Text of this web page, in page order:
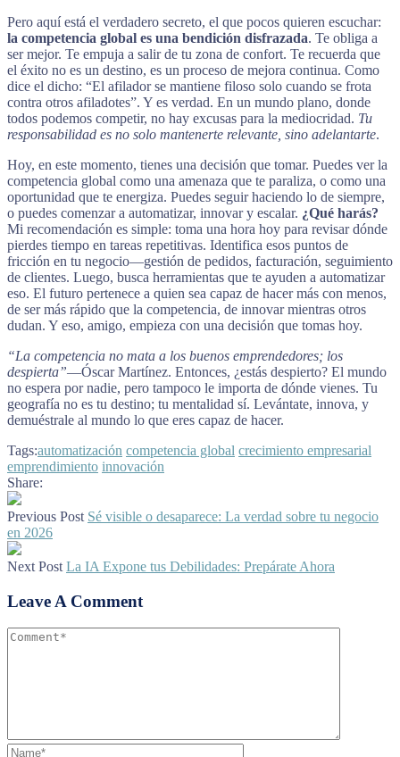
Pero aquí está el verdadero secreto, el que pocos quieren escuchar:
la competencia global es una bendición disfrazada. Te obliga a
ser mejor. Te empuja a salir de tu zona de confort. Te recuerda que
el éxito no es un destino, es un proceso de mejora continua. Como
dice el dicho: “El afilador se mantiene filoso solo cuando se frota
contra otros afiladotes”. Y es verdad. En un mundo plano, donde
todos podemos competir, no hay excusas para la mediocridad. Tu
responsabilidad es no solo mantenerte relevante, sino adelantarte.
Hoy, en este momento, tienes una decisión que tomar. Puedes ver la
competencia global como una amenaza que te paraliza, o como una
oportunidad que te energiza. Puedes seguir haciendo lo de siempre,
o puedes comenzar a automatizar, innovar y escalar. ¿Qué harás?
Mi recomendación es simple: toma una hora hoy para revisar dónde
pierdes tiempo en tareas repetitivas. Identifica esos puntos de
fricción en tu negocio—gestión de pedidos, facturación, seguimiento
de clientes. Luego, busca herramientas que te ayuden a automatizar
eso. El futuro pertenece a quien sea capaz de hacer más con menos,
de ser más rápido que la competencia, de innovar mientras otros
dudan. Y eso, amigo, empieza con una decisión que tomas hoy.
“La competencia no mata a los buenos emprendedores; los
despierta”—Óscar Martínez. Entonces, ¿estás despierto? El mundo
no espera por nadie, pero tampoco le importa de dónde vienes. Tu
geografía no es tu destino; tu mentalidad sí. Levántate, innova, y
demuéstrale al mundo lo que eres capaz de hacer.
Tags:automatización competencia global crecimiento empresarial
emprendimiento innovación
Share:
Previous Post Sé visible o desaparece: La verdad sobre tu negocio
en 2026
Next Post La IA Expone tus Debilidades: Prepárate Ahora
Leave A Comment